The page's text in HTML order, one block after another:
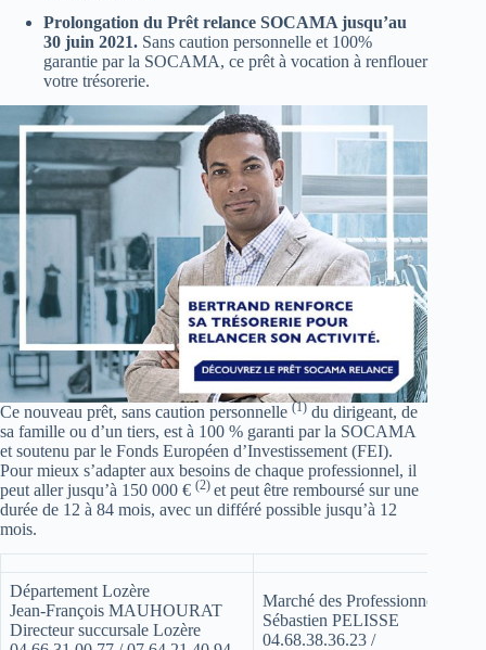
Prolongation du Prêt relance SOCAMA jusqu’au
30 juin 2021. Sans caution personnelle et 100%
garantie par la SOCAMA, ce prêt à vocation à renflouer
votre trésorerie.
Ce nouveau prêt, sans caution personnelle (1) du dirigeant, de
sa famille ou d’un tiers, est à 100 % garanti par la SOCAMA
et soutenu par le Fonds Européen d’Investissement (FEI).
Pour mieux s’adapter aux besoins de chaque professionnel, il
peut aller jusqu’à 150 000 € (2) et peut être remboursé sur une
durée de 12 à 84 mois, avec un différé possible jusqu’à 12
mois.
Département Lozère
Jean-François MAUHOURAT
Directeur succursale Lozère
Marché des Professionnels
Sébastien PELISSE
04.68.38.36.23 /